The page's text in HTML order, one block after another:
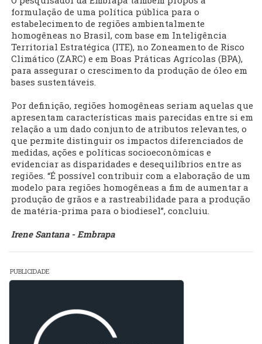
formulação de uma política pública para o
estabelecimento de regiões ambientalmente
homogêneas no Brasil, com base em Inteligência
Territorial Estratégica (ITE), no Zoneamento de Risco
Climático (ZARC) e em Boas Práticas Agrícolas (BPA),
para assegurar o crescimento da produção de óleo em
bases sustentáveis.
Por definição, regiões homogêneas seriam aquelas que
apresentam características mais parecidas entre si em
relação a um dado conjunto de atributos relevantes, o
que permite distinguir os impactos diferenciados de
medidas, ações e políticas socioeconômicas e
evidenciar as disparidades e desequilíbrios entre as
regiões. “É possível contribuir com a elaboração de um
modelo para regiões homogêneas a fim de aumentar a
produção de grãos e a rastreabilidade para a produção
de matéria-prima para o biodiesel”, concluiu.
Irene Santana - Embrapa
PUBLICIDADE